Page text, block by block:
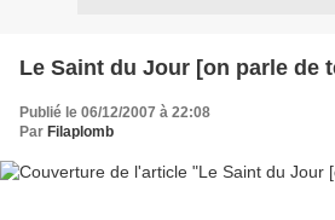
Le Saint du Jour [on parle de
Publié le 06/12/2007 à 22:08
Par Filaplomb